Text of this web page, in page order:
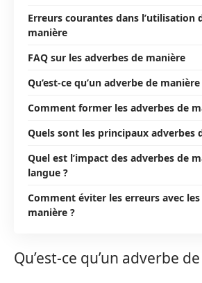
Erreurs courantes dans l’utilisation
manière
FAQ sur les adverbes de manière
Qu’est-ce qu’un adverbe de manière
Comment former les adverbes de
Quels sont les principaux adverbes
Quel est l’impact des adverbes de
langue ?
Comment éviter les erreurs avec
manière ?
Qu’est-ce qu’un adverbe